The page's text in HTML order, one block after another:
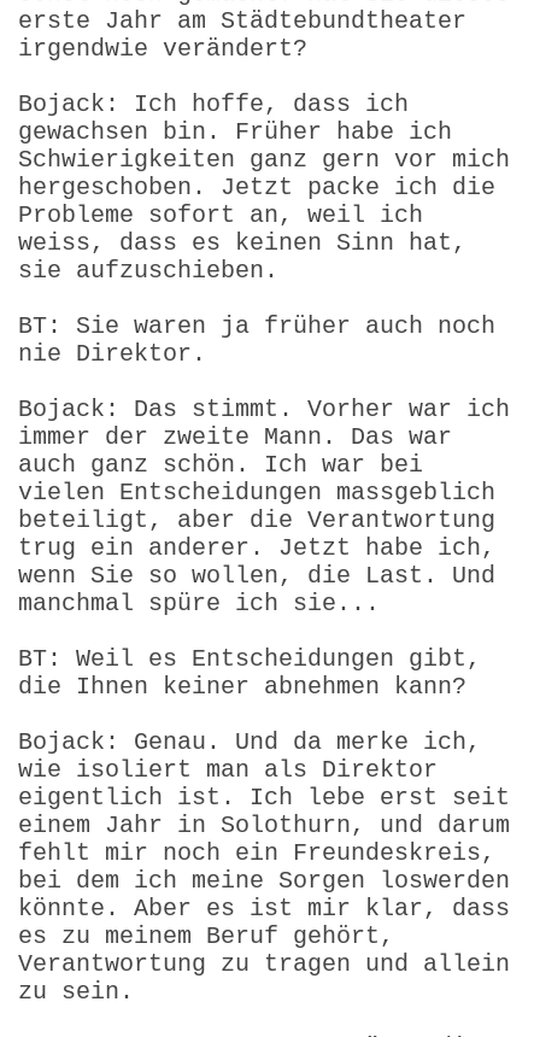
erste Jahr am Städtebundtheater
irgendwie verändert?
Bojack: Ich hoffe, dass ich
gewachsen bin. Früher habe ich
Schwierigkeiten ganz gern vor mich
hergeschoben. Jetzt packe ich die
Probleme sofort an, weil ich
weiss, dass es keinen Sinn hat,
sie aufzuschieben.
BT: Sie waren ja früher auch noch
nie Direktor.
Bojack: Das stimmt. Vorher war ich
immer der zweite Mann. Das war
auch ganz schön. Ich war bei
vielen Entscheidungen massgeblich
beteiligt, aber die Verantwortung
trug ein anderer. Jetzt habe ich,
wenn Sie so wollen, die Last. Und
manchmal spüre ich sie...
BT: Weil es Entscheidungen gibt,
die Ihnen keiner abnehmen kann?
Bojack: Genau. Und da merke ich,
wie isoliert man als Direktor
eigentlich ist. Ich lebe erst seit
einem Jahr in Solothurn, und darum
fehlt mir noch ein Freundeskreis,
bei dem ich meine Sorgen loswerden
könnte. Aber es ist mir klar, dass
es zu meinem Beruf gehört,
Verantwortung zu tragen und allein
zu sein.